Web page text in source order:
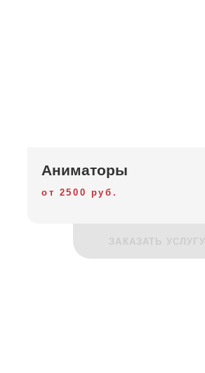
Аниматоры
от 2500 руб.
ЗАКАЗАТЬ УСЛУГУ